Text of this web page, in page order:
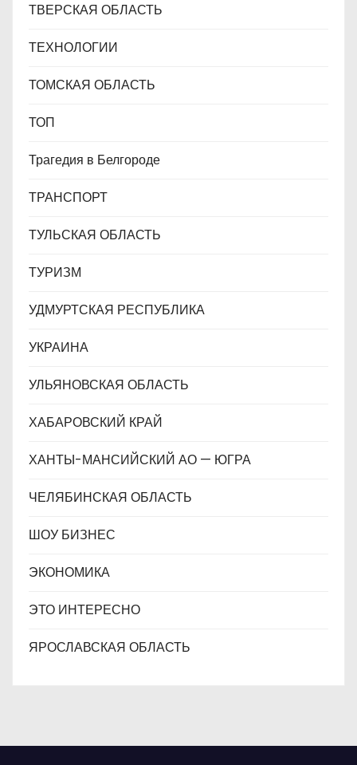
ТВЕРСКАЯ ОБЛАСТЬ
ТЕХНОЛОГИИ
ТОМСКАЯ ОБЛАСТЬ
ТОП
Трагедия в Белгороде
ТРАНСПОРТ
ТУЛЬСКАЯ ОБЛАСТЬ
ТУРИЗМ
УДМУРТСКАЯ РЕСПУБЛИКА
УКРАИНА
УЛЬЯНОВСКАЯ ОБЛАСТЬ
ХАБАРОВСКИЙ КРАЙ
ХАНТЫ-МАНСИЙСКИЙ АО — ЮГРА
ЧЕЛЯБИНСКАЯ ОБЛАСТЬ
ШОУ БИЗНЕС
ЭКОНОМИКА
ЭТО ИНТЕРЕСНО
ЯРОСЛАВСКАЯ ОБЛАСТЬ